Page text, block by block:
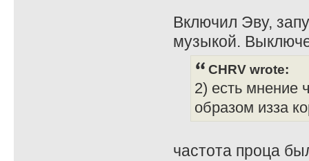
Включил Эву,
музыкой.
CHRV wrote:
2) есть мнение
образом изза
частота проца